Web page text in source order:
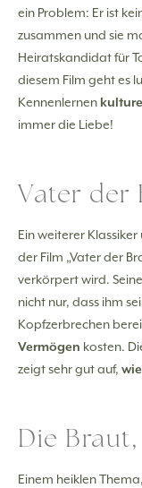
ein Problem: Er ist
zusammen und sie
Heiratskandidat für
diesem Film geht es
Kennenlernen
immer die Liebe!
Vater der
Ein weiterer
der Film „Vater der
verkörpert wird.
nicht nur, dass ihm
Kopfzerbrechen
Vermögen kosten.
zeigt sehr gut auf,
Die
Einem heiklen